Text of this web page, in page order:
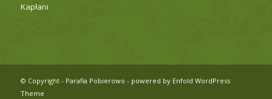
Kapłani
© Copyright - Parafia Pobierowo - powered by Enfold WordPress
Theme